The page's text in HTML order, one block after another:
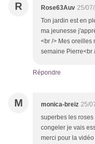
R Rose63Auv 25/
Ton jardin est en
ma jeunesse
<br /> Mes oreilles
semaine Pierre<br
Répondre
M monica-breiz 25/
superbes les
congeler je vais
merci pour la